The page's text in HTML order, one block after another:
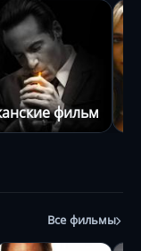
фильмы
Все фильмы